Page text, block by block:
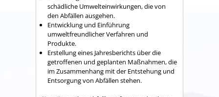
schädliche Umwelteinwirkungen, die von
den Abfällen ausgehen.
Entwicklung und Einführung
umweltfreundlicher Verfahren und
Produkte.
Erstellung eines Jahresberichts über die
getroffenen und geplanten Maßnahmen, die
im Zusammenhang mit der Entstehung und
Entsorgung von Abfällen stehen.